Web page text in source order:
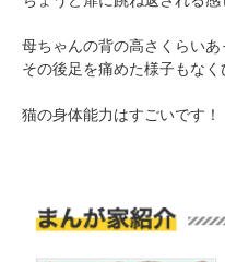
母ちゃんの背の高さくらい
その後足を痛めた様子もなく
猫の身体能力はすごいです！